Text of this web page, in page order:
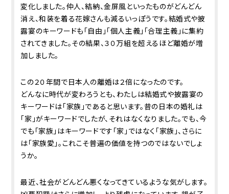
変化しました。仲人、結納、金屏風といったものがどんどん
消え、和装を着る花嫁さんも減るいっぽうです。結婚式や披
露宴のキーワードも「自由」「個人主義」「合理主義」に集約
されてきました。その結果、３０万組を超えるほど離婚が増
加しました。
この２０年間で日本人の離婚は２倍になったのです。
どんなに時代が変わろうとも、わたしは結婚式や披露宴の
キーワードは「家族」であると思います。昔の日本の婚礼は
「家」がキーワードでしたが、それはなくなりました。でも、今
でも「家族」はキーワードです「家」ではなく「家族」、さらに
は｢家族愛｣。これこそ普遍の価値を持つのではないでしょ
うか。
最近、社会がどんどん悪くなってきているような気がします。